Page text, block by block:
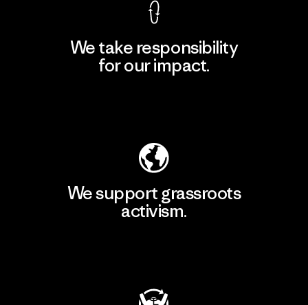
We take responsibility
for our impact.
We support grassroots
activism.